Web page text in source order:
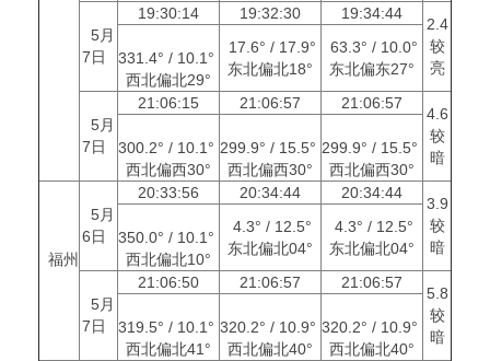
5月
7日
19:30:14 19:32:30 19:34:44
2.4
较
亮
331.4° / 10.1°
西北偏北29°
17.6° / 17.9°
东北偏北18°
63.3° / 10.0°
东北偏东27°
5月
7日
21:06:15 21:06:57 21:06:57
4.6
较
暗
300.2° / 10.1°
西北偏西30°
299.9° / 15.5°
西北偏西30°
299.9° / 15.5°
西北偏西30°
福州
5月
6日
20:33:56 20:34:44 20:34:44
3.9
较
暗
350.0° / 10.1°
西北偏北10°
4.3° / 12.5°
东北偏北04°
4.3° / 12.5°
东北偏北04°
5月
7日
21:06:50 21:06:57 21:06:57
5.8
较
暗
319.5° / 10.1°
西北偏北41°
320.2° / 10.9°
西北偏北40°
320.2° / 10.9°
西北偏北40°